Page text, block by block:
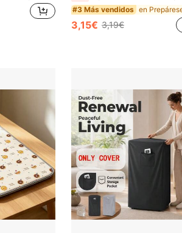
#3 Más vendidos
3,15€ 3,19€